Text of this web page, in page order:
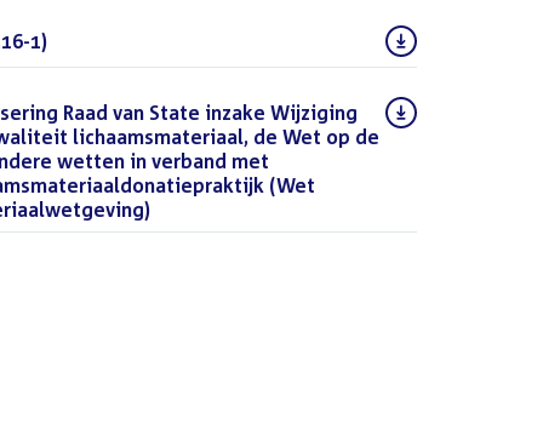
1)
Raad van State inzake Wijziging
lichaamsmateriaal, de Wet op de
wetten in verband met
(Wet